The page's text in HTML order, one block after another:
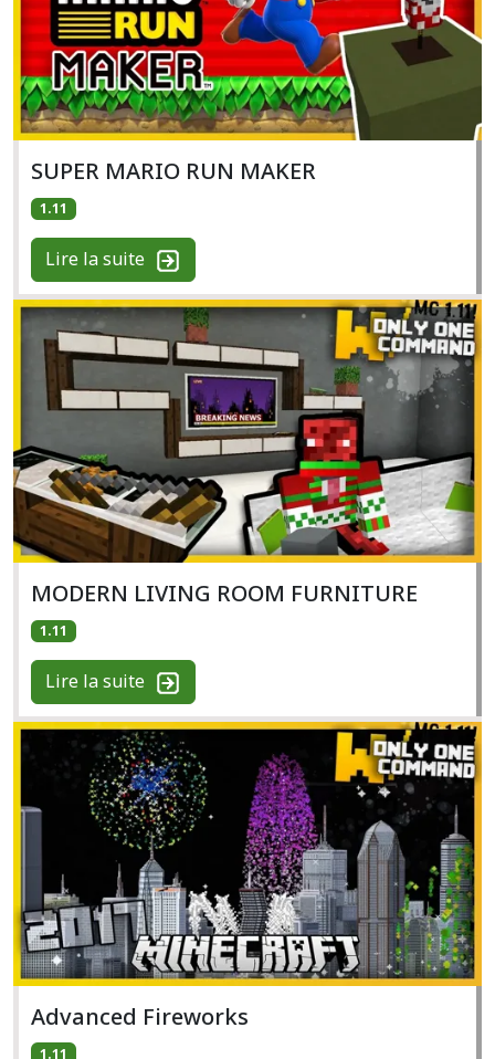
SUPER MARIO RUN MAKER
1.11
Lire la suite
MODERN LIVING ROOM FURNITURE
1.11
Lire la suite
Advanced Fireworks
1.11